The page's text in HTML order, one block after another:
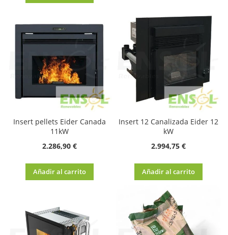
Insert pellets Eider Canada
11kW
2.286,90 €
Añadir al carrito
Insert 12 Canalizada Eider 12
kW
2.994,75 €
Añadir al carrito